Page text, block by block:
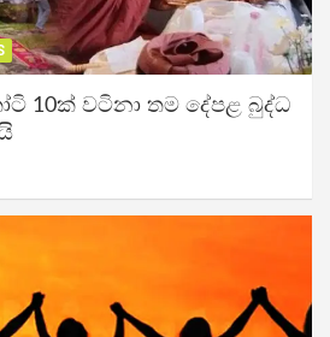
10ක් වටිනා තම දේපළ බුද්ධ